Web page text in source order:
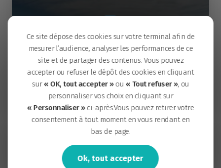
Découvrezl’histoirede l’île
de Nantes
Découvrez les transformations d’un
territoire, révélatrices des grands enjeux
sociaux et économiques.
Ce site dépose des cookies sur votre terminal afin de
mesurer l’audience, analyser les performances de ce
site et de partager des contenus. Vous pouvez
accepter ou refuser le dépôt des cookies en cliquant
sur« OK, tout accepter »ou « Tout refuser », ou
personnaliser vos choix en cliquant sur
« Personnaliser »ci-après.Vous pouvez retirer votre
consentement à tout moment en vous rendant en
bas de page.
Ok, tout accepter